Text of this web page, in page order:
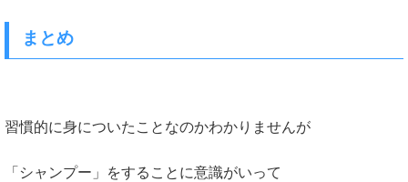
まとめ
習慣的に身についたことなのかわかりませんが
「シャンプー」をすることに意識がいって